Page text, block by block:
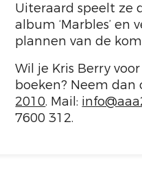
Uiteraard speelt ze
album ‘Marbles’ en
plannen van de
Wil je Kris Berry
boeken? Neem
2010. Mail:
7600 312.